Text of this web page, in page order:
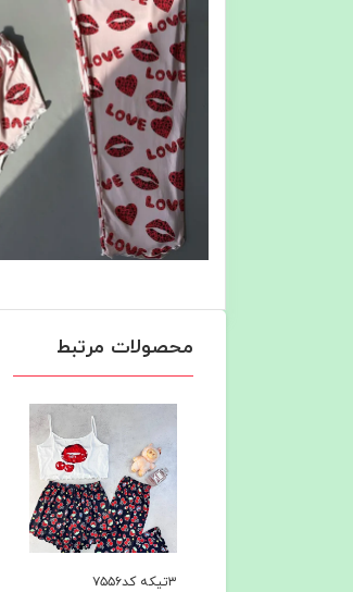
محصولات مرتبط
۳تیکه کد۷۵۵۶